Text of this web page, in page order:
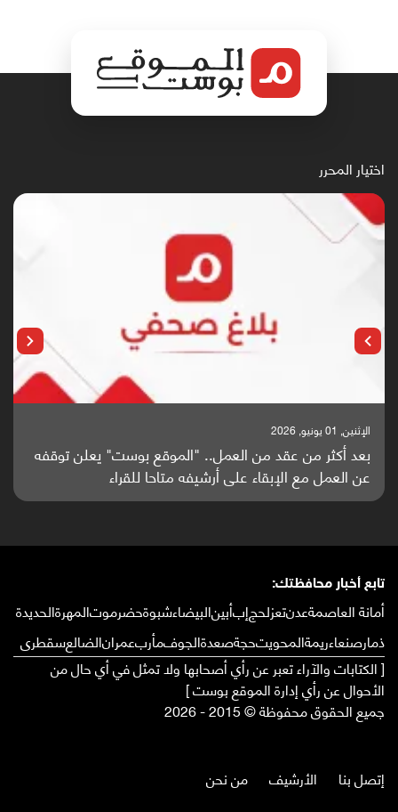
اختيار المحرر
الإثنين, 25 مايو, 2026
باحثون من اليمن يدخلون سباق أبحاث ألزهايمر بدراسة
واعدة منشورة عالميا (ترجمة)
تابع أخبار محافظتك:
أمانة العاصمةعدنتعزلحجإبأبينالبيضاءشبوةحضرموتالمهرةالحديدة
ذمارصنعاءريمةالمحويتحجةصعدةالجوفمأربعمرانالضالعسقطرى
[ الكتابات والآراء تعبر عن رأي أصحابها ولا تمثل في أي حال من
الأحوال عن رأي إدارة الموقع بوست ]
جميع الحقوق محفوظة © 2015 - 2026
إتصل بنا الأرشيف من نحن